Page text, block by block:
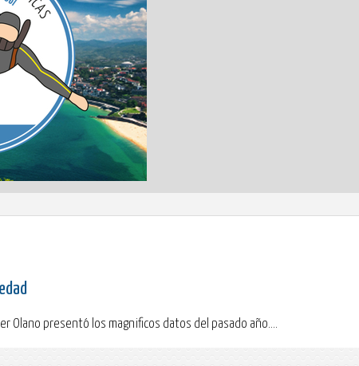
Olano presentó los magnificos datos del pasado año....